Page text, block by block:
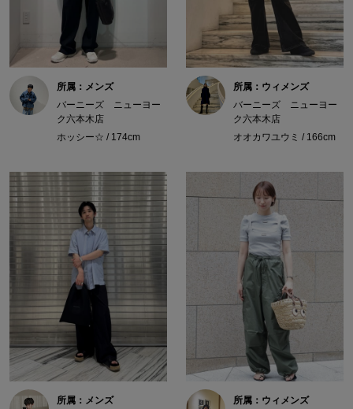
所属：メンズ
バーニーズ ニューヨー
ク六本木店
ホッシー☆ / 174cm
所属：ウィメンズ
バーニーズ ニューヨー
ク六本木店
オオカワユウミ / 166cm
所属：メンズ
所属：ウィメンズ